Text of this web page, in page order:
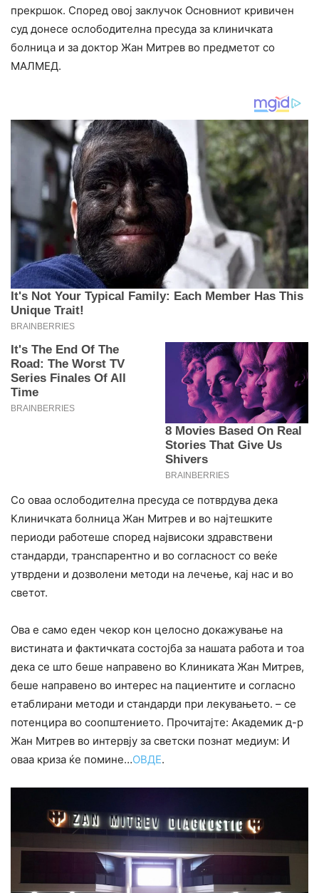
прекршок. Според овој заклучок Основниот кривичен
суд донесе ослободителна пресуда за клиничката
болница и за доктор Жан Митрев во предметот со
МАЛМЕД.
Со оваа ослободителна пресуда се потврдува дека
Клиничката болница Жан Митрев и во најтешките
периоди работеше според највисоки здравствени
стандарди, транспарентно и во согласност со веќе
утврдени и дозволени методи на лечење, кај нас и во
светот.
Ова е само еден чекор кон целосно докажување на
вистината и фактичката состојба за нашата работа и тоа
дека се што беше направено во Клиниката Жан Митрев,
беше направено во интерес на пациентите и согласно
етаблирани методи и стандарди при лекувањето. – се
потенцира во соопштението. Прочитајте: Академик д-р
Жан Митрев во интервју за светски познат медиум: И
оваа криза ќе помине…ОВДЕ.